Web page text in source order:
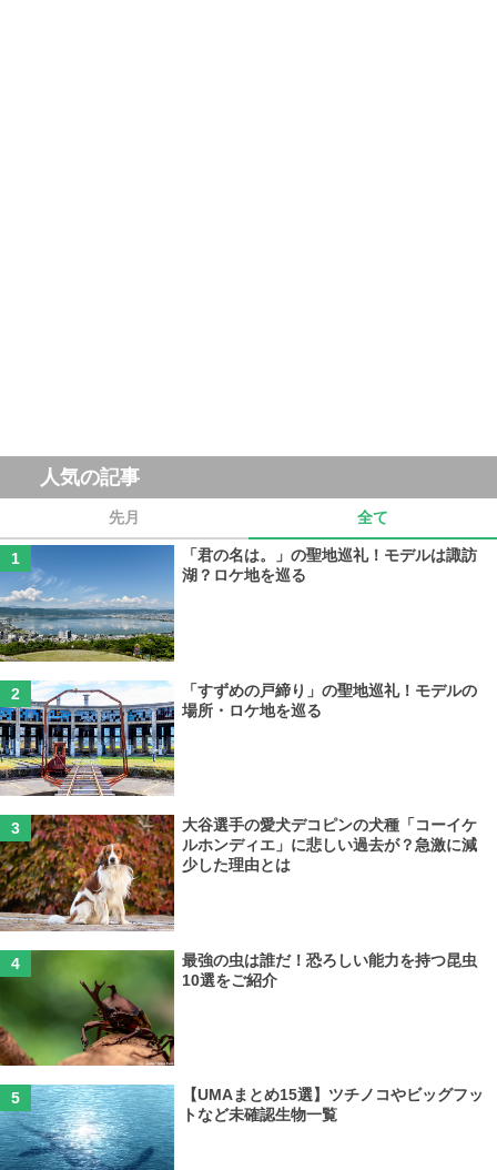
人気の記事
先月 全て
「君の名は。」の聖地巡礼！モデルは諏訪
湖？ロケ地を巡る
「すずめの戸締り」の聖地巡礼！モデルの
場所・ロケ地を巡る
大谷選手の愛犬デコピンの犬種「コーイケ
ルホンディエ」に悲しい過去が？急激に減
少した理由とは
最強の虫は誰だ！恐ろしい能力を持つ昆虫
10選をご紹介
【UMAまとめ15選】ツチノコやビッグフッ
トなど未確認生物一覧